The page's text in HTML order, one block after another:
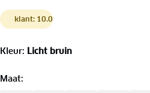
klant: 10.0
Kleur: Licht bruin
Maat: